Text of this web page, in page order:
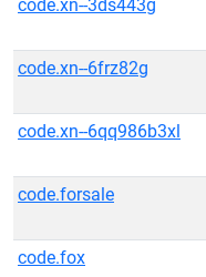
code.xn--3ds443g
code.xn--6frz82g
code.xn--6qq986b3xl
code.forsale
code.fox